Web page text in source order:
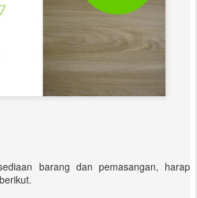
barang dan pemasangan, harap